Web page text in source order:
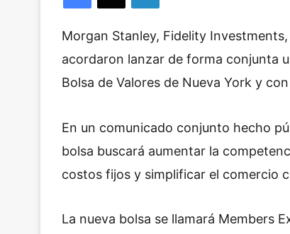
Morgan Stanley, Fidelity
acordaron lanzar de forma conjunta
Bolsa de Valores de Nueva York y
En un comunicado conjunto hecho
bolsa buscará aumentar la
costos fijos y simplificar el comercio
La nueva bolsa se llamará Members